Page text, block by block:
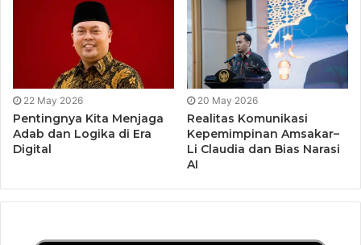
pernyataan simpatik.
DPRD Lingga seharusnya:
Memaksa aparat dan instansi terkait mengungkap
pelaku pencemaran, bukan berhenti pada
pengamanan barang bukti.
Membuka hasil investigasi ke publik, agar masyarakat
daerah.
22 May 2026
Pentingnya Kita Menjaga
Adab dan Logika di Era
Digital
20 May 2026
Realitas Komunikasi
Kepemimpinan Amsakar–
Li Claudia dan Bias Narasi
AI